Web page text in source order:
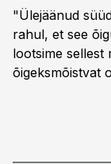
"Ülejäänud
rahul, et see
lootsime sellest
õigeksmõistvat